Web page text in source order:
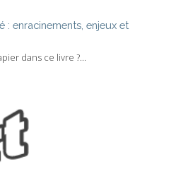
: enracinements, enjeux et
dans ce livre ?...